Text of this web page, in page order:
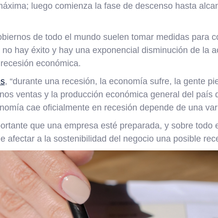
luego comienza la fase de descenso hasta
de todo el mundo suelen tomar medidas para
hay éxito y hay una exponencial disminución de la
económica.
, “durante una recesión, la economía sufre, la gente
ventas y la producción económica general del país
cae oficialmente en recesión depende de una
que una empresa esté preparada, y sobre todo
afectar a la sostenibilidad del negocio una posible